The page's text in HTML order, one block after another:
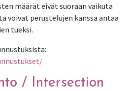
määrät eivät suoraan vaikuta
voivat perustelujen kanssa antaa
tueksi.
/ Intersection